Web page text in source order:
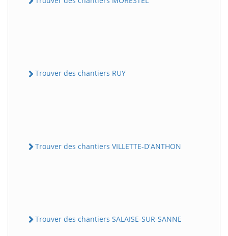
Trouver des chantiers RUY
Trouver des chantiers VILLETTE-D'ANTHON
Trouver des chantiers SALAISE-SUR-SANNE